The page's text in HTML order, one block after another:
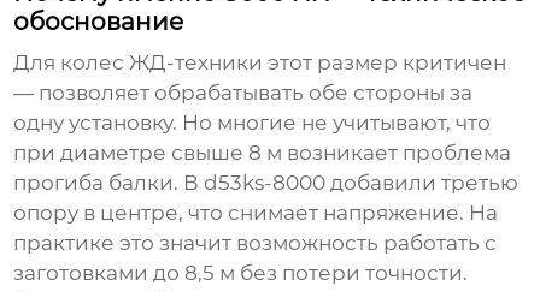
обоснование
Для колес ЖД-техники этот размер критичен
— позволяет обрабатывать обе стороны за
одну установку. Но многие не учитывают, что
при диаметре свыше 8 м возникает проблема
прогиба балки. Вd53ks-8000 добавили третью
опору в центре, что снимает напряжение. На
практике это значит возможность работать с
заготовками до 8,5 м без потери точности.